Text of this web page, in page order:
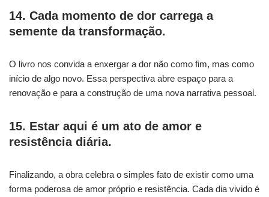
14. Cada momento de dor carrega a
semente da transformação.
O livro nos convida a enxergar a dor não como fim, mas como
início de algo novo. Essa perspectiva abre espaço para a
renovação e para a construção de uma nova narrativa pessoal.
15. Estar aqui é um ato de amor e
resistência diária.
Finalizando, a obra celebra o simples fato de existir como uma
forma poderosa de amor próprio e resistência. Cada dia vivido é